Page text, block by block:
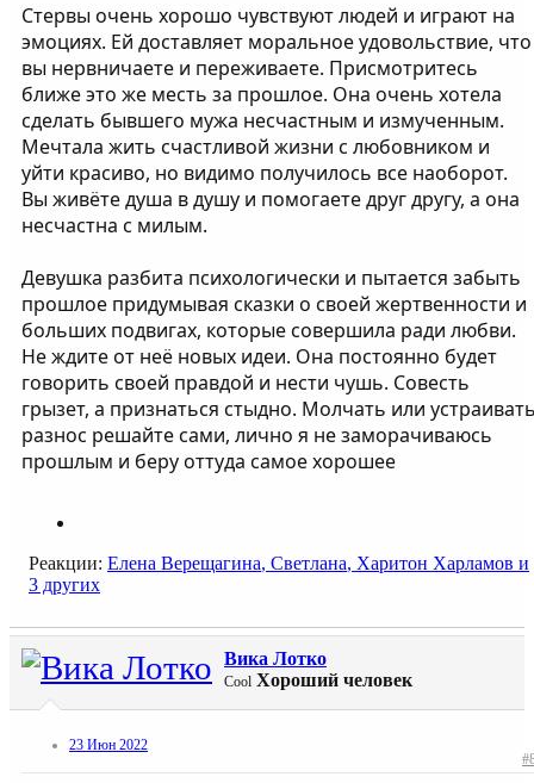
Стервы очень хорошо чувствуют людей и играют на
эмоциях. Ей доставляет моральное удовольствие, что
вы нервничаете и переживаете. Присмотритесь
ближе это же месть за прошлое. Она очень хотела
сделать бывшего мужа несчастным и измученным.
Мечтала жить счастливой жизни с любовником и
уйти красиво, но видимо получилось все наоборот.
Вы живёте душа в душу и помогаете друг другу, а она
несчастна с милым.
Девушка разбита психологически и пытается забыть
прошлое придумывая сказки о своей жертвенности и
больших подвигах, которые совершила ради любви.
Не ждите от неё новых идеи. Она постоянно будет
говорить своей правдой и нести чушь. Совесть
грызет, а признаться стыдно. Молчать или
разнос решайте сами, лично я не заморачиваюсь
прошлым и беру оттуда самое хорошее
Реакции: Елена Верещагина, Светлана, Харитон Харламов и
3 других
Вика Лотко
Cool Хороший человек
23 Июн 2022